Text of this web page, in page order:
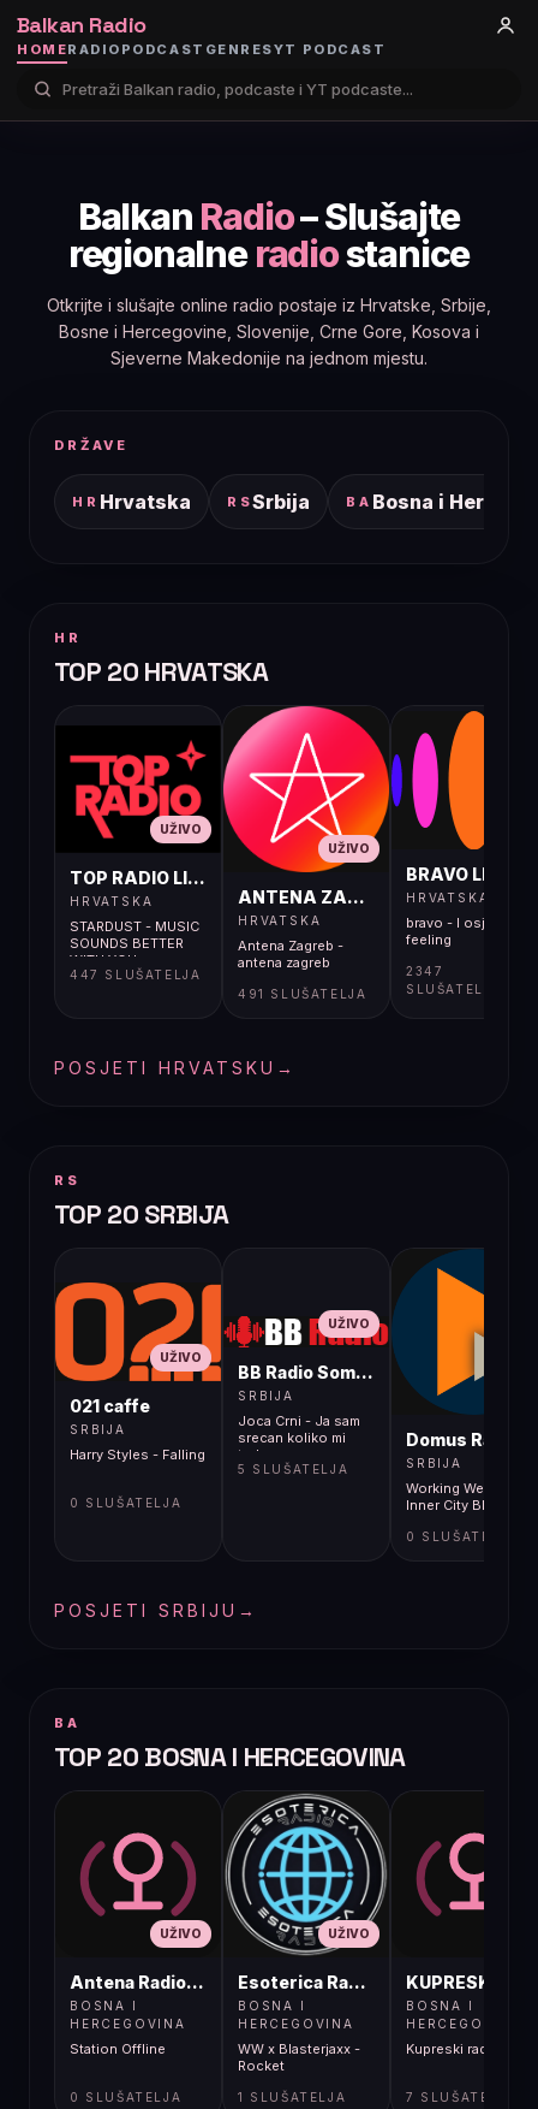
Balkan Radio
HOMERADIO PODCAST GENRESYT PODCAST
Balkan Radio– Slušajte
regionalneradiostanice
Otkrijte i slušajte online radio postaje iz Hrvatske, Srbije,
Bosne i Hercegovine, Slovenije, Crne Gore, Kosova i
Sjeverne Makedonije na jednom mjestu.
DRŽAVE
HR Hrvatska RSSrbija BA Bosna i
HR
TOP 20 HRVATSKA
UŽIVO
TOP RADIO LIVE
HRVATSKA
STARDUST - MUSIC
SOUNDS BETTER
WITH YOU
447 SLUŠATELJA
UŽIVO
ANTENA ZAGREB LIVE
HRVATSKA
Antena Zagreb -
antena zagreb
491 SLUŠATELJA
BRAVO LIVE
HRVATSKA
bravo - I osjećaj i
feeling
2347
SLUŠATELJA
POSJETI HRVATSKU →
RS
TOP 20 SRBIJA
UŽIVO
021 caffe
SRBIJA
Harry Styles - Falling
0 SLUŠATELJA
UŽIVO
BB Radio Sombor
SRBIJA
Joca Crni - Ja sam
srecan koliko mi
treba
5 SLUŠATELJA
Domus Radio
SRBIJA
Working Week -
Inner City Blues
0 SLUŠATELJA
POSJETI SRBIJU →
BA
TOP 20 BOSNA I HERCEGOVINA
UŽIVO
Antena Radio, Jelah Tešanj
BOSNA I
HERCEGOVINA
Station Offline
0 SLUŠATELJA
UŽIVO
Esoterica Radio S1
BOSNA I
HERCEGOVINA
WW x Blasterjaxx -
Rocket
1 SLUŠATELJA
BOSNA I
HERCEGOVINA
Kupreski radio
7 SLUŠATELJA